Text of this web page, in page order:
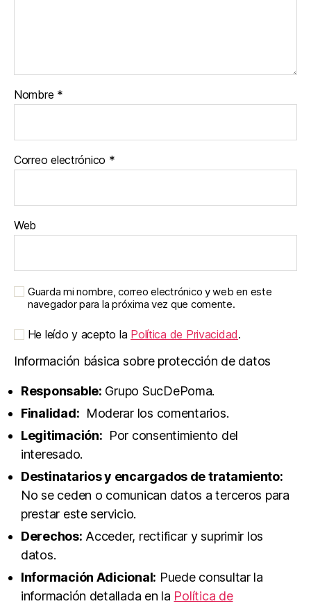
Nombre *
Correo electrónico *
Web
Guarda mi nombre, correo electrónico y web en este
navegador para la próxima vez que comente.
He leído y acepto la Política de Privacidad.
Información básica sobre protección de datos
Responsable: Grupo SucDePoma.
Finalidad: Moderar los comentarios.
Legitimación: Por consentimiento del
interesado.
Destinatarios y encargados de tratamiento:
No se ceden o comunican datos a terceros para
prestar este servicio.
Derechos: Acceder, rectificar y suprimir los
datos.
Información Adicional: Puede consultar la
información detallada en la Política de